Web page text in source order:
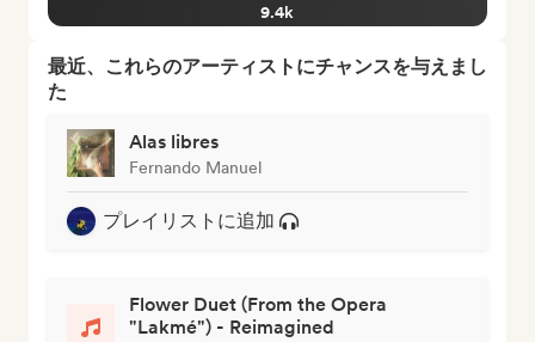
9.4k
最近、これらのアーティストにチャンスを与えまし
た
Alas libres
Fernando Manuel
プレイリストに追加
Flower Duet (From the Opera
"Lakmé") - Reimagined